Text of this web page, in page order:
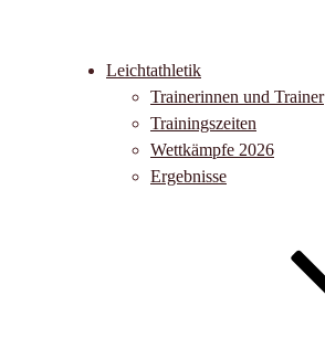
Leichtathletik
Trainerinnen und Trainer
Trainingszeiten
Wettkämpfe 2026
Ergebnisse